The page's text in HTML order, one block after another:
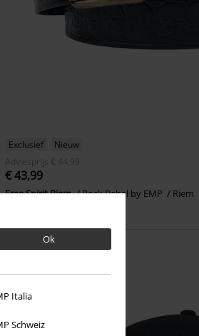
Ok
Italia
Schweiz
Exclusief
Nieuw
Adviesprijs
€ 44,99
€ 43,99
Free Spirit Riem Rock Rebel by EMP Riem